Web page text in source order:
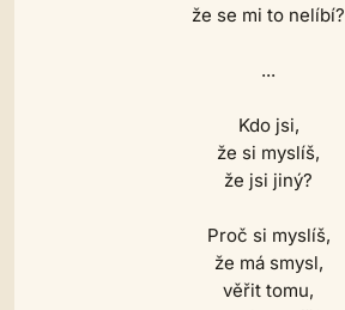
že se mi to nelíbí?
...
Kdo jsi,
že si myslíš,
že jsi jiný?
Proč si myslíš,
že má smysl,
věřit tomu,